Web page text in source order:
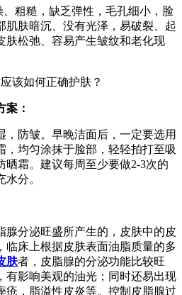
粗糙，缺乏弹性，毛孔细小，脸
肌肤暗沉、没有光泽，易破裂、起
肤松弛、容易产生皱纹和老化现
：
防皱。早晚洁面后，一定要选用
，均匀涂抹于脸部，轻轻拍打至吸
晒霜。建议每周至少要做2-3次的
分。
分泌旺盛所产生的，皮肤中的皮
临床上根据皮肤表面油脂质量的多
肤者，皮脂腺的分泌功能比较旺
有影响美观的油光；同时还易出现
疮，脂溢性皮炎等。控制皮脂腺过